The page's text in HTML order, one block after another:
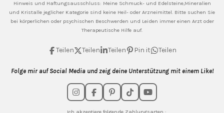
Hinweis und Haftungsausschluss: MeineSchmuck- und Edelsteine,Mineralien
und Kristalle jeglicher Kategorie sind keine Heil- oder Arzneimittel. Bitte suchen Sie
bei körperlichen oder psychischen Beschwerden und Leiden immer einen Arzt oder
Therapeutische Hilfe auf.
Teilen Teilen Teilen Pin it Teilen
Folge mir auf Social Media und zeig deine Unterstützung mit einem Like!
I
n
s
F
a
c
P
i
n
T
i
k
Y
o
u